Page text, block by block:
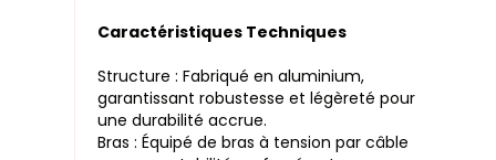
Caractéristiques Techniques
Structure : Fabriqué en aluminium,
garantissant robustesse et légèreté pour
une durabilité accrue.
Bras : Équipé de bras à tension par câble